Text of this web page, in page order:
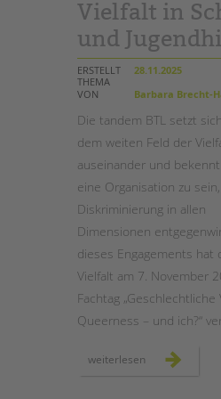
Vielfalt in
und
ERSTELLT
28.11.2025
THEMA
VON
Barbara Brecht-
Die tandem BTL setzt
dem weiten Feld der
auseinander und
eine Organisation zu
Diskriminierung in allen
Dimensionen
dieses Engagements hat
Vielfalt am 7. November
Fachtag „Geschlechtliche
Queerness – und ich?“
weiterlesen vielfalt
leben: